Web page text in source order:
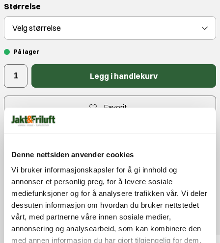
Denne nettsiden anvender cookies
Vi bruker informasjonskapsler for å gi innhold og
annonser et personlig preg, for å levere sosiale
mediefunksjoner og for å analysere trafikken vår. Vi deler
dessuten informasjon om hvordan du bruker nettstedet
vårt, med partnerne våre innen sosiale medier,
annonsering og analysearbeid, som kan kombinere den
med annen informasjon du har gjort tilgjengelig for dem,
Størrelse
Velgstørrelse
På lager
Legg i handlekurv
Favorit
Fri frakt over 3000.-
Rask levering
Produktbeskrivelse
Kontakt
Anmeldelser
Populære produkter